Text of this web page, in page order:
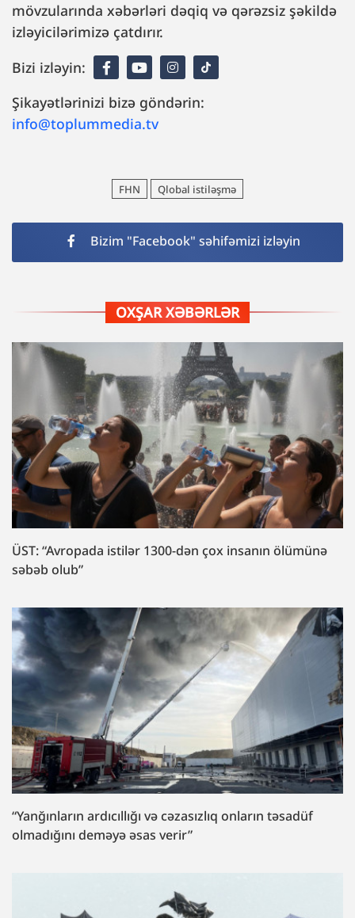
mövzularında xəbərləri dəqiq və qərəzsiz şəkildə
izləyicilərimizə çatdırır.
Bizi izləyin:
Şikayətlərinizi bizə göndərin:
info@toplummedia.tv
FHN Qlobal istiləşmə
Bizim "Facebook" səhifəmizi izləyin
OXŞAR XƏBƏRLƏR
ÜST: “Avropada istilər 1300-dən çox insanın ölümünə
səbəb olub”
“Yanğınların ardıcıllığı və cəzasızlıq onların təsadüf
olmadığını deməyə əsas verir”